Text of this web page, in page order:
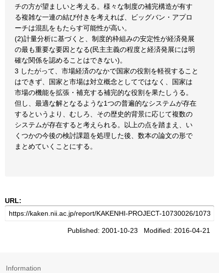
チの方が望ましいと考える。様々な制度の補完構造が有す
る複雑な一連の結び付きを考えれば、ビッグバン・アプロ
ーチは混乱をもたらす可能性が高い。
(2)計量分析に基づくと、制度的枠組みの安定性が経済発展
の最も重要な要因となる(民主主義の程度と経済発展には明
確な関係を認めることはできない)。
3 したがって、市場経済のなかで国家の役割を軽視すること
はできず、国家と市場は対立概念としてではなく、国家は
市場の機能を拡張・補充する補完的な役割を果たしうる。
但し、最適な解となるような1つの普遍的なシステムが存在
するというより、むしろ、その歴史的背景に応じて複数の
システムが存在すると考えられる。以上の点を踏まえ、い
くつかの今後の検討課題を処理した後、数本の論文の形で
まとめていくことにする。
URL:
Published: 2001-10-23 Modified: 2016-04-21
Information